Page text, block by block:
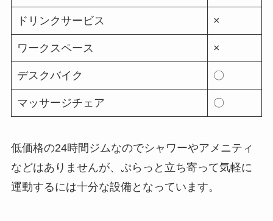
ドリンクサービス ×
ワークスペース ×
デスクバイク 〇
マッサージチェア 〇
低価格の24時間ジムなのでシャワーやアメニティ
などはありませんが、ぷらっと立ち寄って気軽に
運動するには十分な設備となっています。